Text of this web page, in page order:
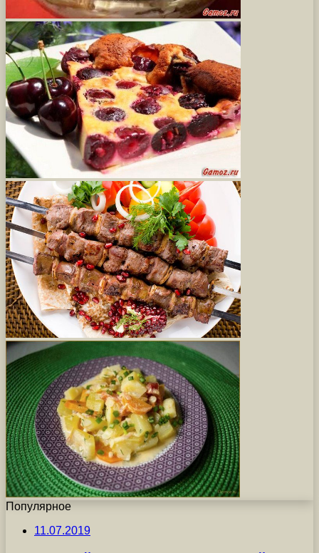
Популярное
11.07.2019